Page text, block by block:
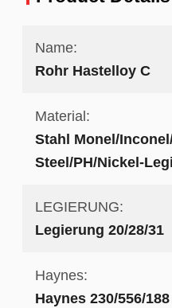
Name:
Rohr Hastelloy C
Material:
Stahl Monel/
Steel/PH/Nickel-
LEGIERUNG:
Legierung 20/28/31
Haynes:
Haynes 230/556/188